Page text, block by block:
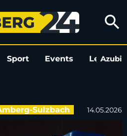
in Kastl:
search
Sport Events LeoAzubi
Sulzbach 14.05.2026